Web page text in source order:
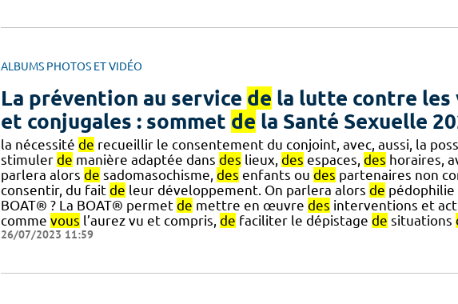
ALBUMS PHOTOS ET VIDÉO
La prévention au service de la lutte contre les
et conjugales : sommet de la Santé Sexuelle
la nécessité de recueillir le consentement du conjoint, avec, aussi, la
stimuler de manière adaptée dans des lieux, des espaces, des horaires,
parlera alors de sadomasochisme, des enfants ou des partenaires non
consentir, du fait de leur développement. On parlera alors de pédophilie
BOAT® ? La BOAT® permet de mettre en œuvre des interventions et
comme vous l’aurez vu et compris, de faciliter le dépistage de situations
26/07/2023 11:59